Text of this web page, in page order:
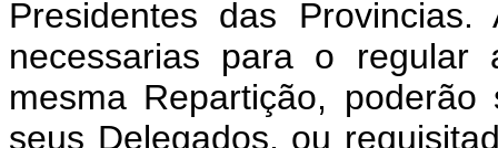
Presidentes das
necessarias para o
mesma Repartição,
seus Delegados, ou